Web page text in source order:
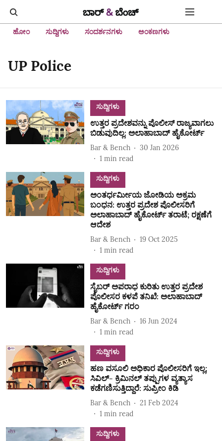
ಹೋಂ ಸುದ್ದಿಗಳು ಸಂದರ್ಶನಗಳು ಅಂಕಣಗಳು
UP Police
ಸುದ್ದಿಗಳು
ಉತ್ತರ ಪ್ರದೇಶವನ್ನು ಪೊಲೀಸ್ ರಾಜ್ಯವಾಗಲು
ಬಿಡುವುದಿಲ್ಲ: ಅಲಾಹಾಬಾದ್ ಹೈಕೋರ್ಟ್
Bar & Bench
30 Jan 2026
1 min read
ಸುದ್ದಿಗಳು
ಅಂತರ್ಧರ್ಮೀಯ ಜೋಡಿಯ ಅಕ್ರಮ
ಬಂಧನ: ಉತ್ತರ ಪ್ರದೇಶ ಪೊಲೀಸರಿಗೆ
ಅಲಾಹಾಬಾದ್ ಹೈಕೋರ್ಟ್ ತರಾಟೆ; ರಕ್ಷಣೆಗೆ
ಆದೇಶ
Bar & Bench
19 Oct 2025
1 min read
ಸುದ್ದಿಗಳು
ಸೈಬರ್ ಅಪರಾಧ ಕುರಿತು ಉತ್ತರ ಪ್ರದೇಶ
ಪೊಲೀಸರ ಕಳಪೆ ತನಿಖೆ: ಅಲಾಹಾಬಾದ್
ಹೈಕೋರ್ಟ್ ಗರಂ
Bar & Bench
16 Jun 2024
1 min read
ಸುದ್ದಿಗಳು
ಹಣ ವಸೂಲಿ ಅಧಿಕಾರ ಪೊಲೀಸರಿಗೆ ಇಲ್ಲ;
ಸಿವಿಲ್- ಕ್ರಿಮಿನಲ್ ತಪ್ಪುಗಳ ವ್ಯತ್ಯಾಸ
ಕಡೆಗಣಿಸುತ್ತಿದ್ದಾರೆ: ಸುಪ್ರೀಂ ಕಿಡಿ
Bar & Bench
21 Feb 2024
1 min read
ಸುದ್ದಿಗಳು